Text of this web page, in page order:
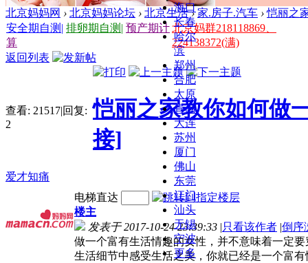
海口
长春
哈尔
滨
郑州
合肥
太原
青岛
大连
苏州
厦门
佛山
东莞
江门
汕头
无锡
宁波
更多
北京妈妈网 › 北京妈妈论坛 › 北京生活 › 家.房子.汽车 › 恺丽之
安全期自测 | 排卵期自测 | 预产期计
算
北京妈群218118869、
224138372(满)
返回列表
查看: 21517|回复:
2
恺丽之家教你如何做
接]
爱才知痛
电梯直达
楼主
发表于 2017-10-24 23:39:33 |只看该作者 |倒序
做一个富有生活情趣的女性，并不意味着一定
生活细节中感受生活之美，你就已经是一个富